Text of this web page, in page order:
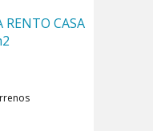
RENTO CASA